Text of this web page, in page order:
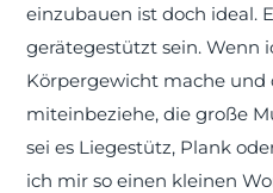
einzubauen ist doch ideal.
gerätegestützt sein. Wenn
Körpergewicht mache und
miteinbeziehe, die große
sei es Liegestütz, Plank
ich mir so einen kleinen